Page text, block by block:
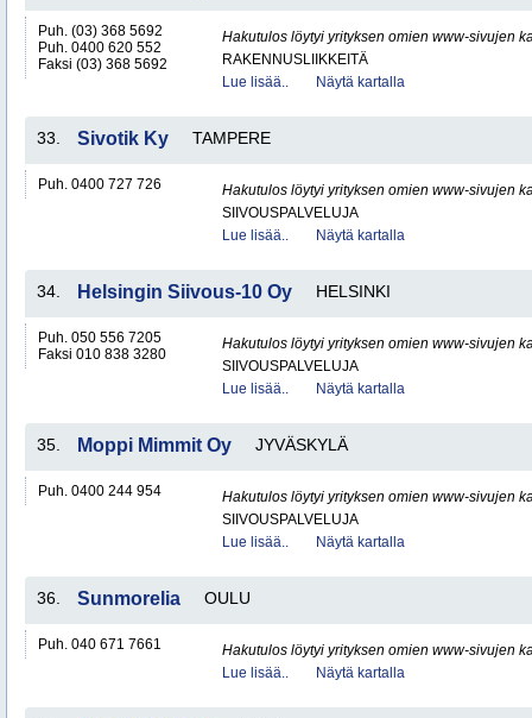
Puh. (03) 368 5692
Puh. 0400 620 552
Faksi (03) 368 5692
Hakutulos löytyi yrityksen omien www-sivujen
RAKENNUSLIIKKEITÄ
Lue lisää..
Näytä kartalla
33. Sivotik Ky TAMPERE
Puh. 0400 727 726
Hakutulos löytyi yrityksen omien www-sivujen
SIIVOUSPALVELUJA
Lue lisää..
Näytä kartalla
34. Helsingin Siivous-10 Oy HELSINKI
Puh. 050 556 7205
Faksi 010 838 3280
Hakutulos löytyi yrityksen omien www-sivujen
SIIVOUSPALVELUJA
Lue lisää..
Näytä kartalla
35. Moppi Mimmit Oy JYVÄSKYLÄ
Puh. 0400 244 954
Hakutulos löytyi yrityksen omien www-sivujen
SIIVOUSPALVELUJA
Lue lisää..
Näytä kartalla
36. Sunmorelia OULU
Puh. 040 671 7661
Hakutulos löytyi yrityksen omien www-sivujen
Lue lisää..
Näytä kartalla